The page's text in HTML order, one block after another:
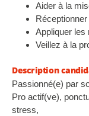
Aider à la
Appliquer les
Veillez à la
Description
Passionné(e) par
Pro actif(ve),
stress,